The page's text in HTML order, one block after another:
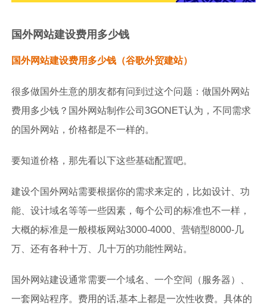
国外网站建设费用多少钱
国外网站建设费用多少钱（谷歌外贸建站）
很多做国外生意的朋友都有问到过这个问题：做国外网站
费用多少钱？国外网站制作公司3GONET认为，不同需求
的国外网站，价格都是不一样的。
要知道价格，那先看以下这些基础配置吧。
建设个国外网站需要根据你的需求来定的，比如设计、功
能、设计域名等等一些因素，每个公司的标准也不一样，
大概的标准是一般模板网站3000-4000、营销型8000-几
万、还有各种十万、几十万的功能性网站。
国外网站建设通常需要一个域名、一个空间（服务器）、
一套网站程序。费用的话,基本上都是一次性收费。具体的